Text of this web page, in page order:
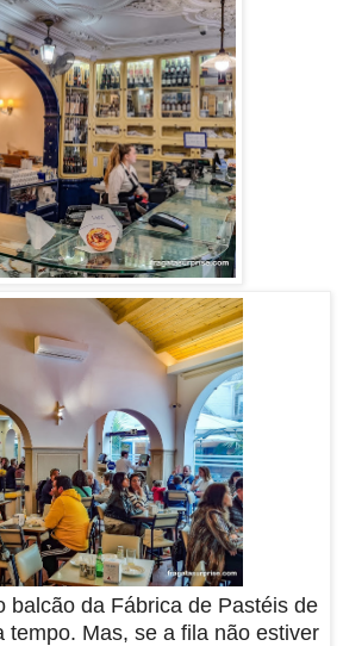
balcão da Fábrica de Pastéis de
tempo. Mas, se a fila não estiver